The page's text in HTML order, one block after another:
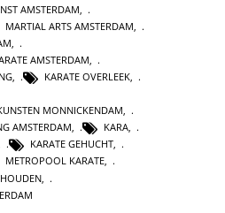
AMSTERDAM
MARTIAL ARTS AMSTERDAM
,
AMSTERDAM,
, KARATE OVERLEEK,
MONNICKENDAM,
AMSTERDAM, KARA,
KARATE GEHUCHT,
METROPOOL KARATE,